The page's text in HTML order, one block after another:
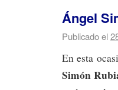
Ángel
Publicado el
En esta
Simón